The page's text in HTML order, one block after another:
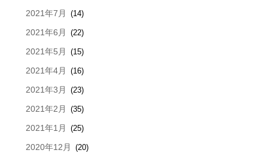
2021年7月 (14)
2021年6月 (22)
2021年5月 (15)
2021年4月 (16)
2021年3月 (23)
2021年2月 (35)
2021年1月 (25)
2020年12月 (20)